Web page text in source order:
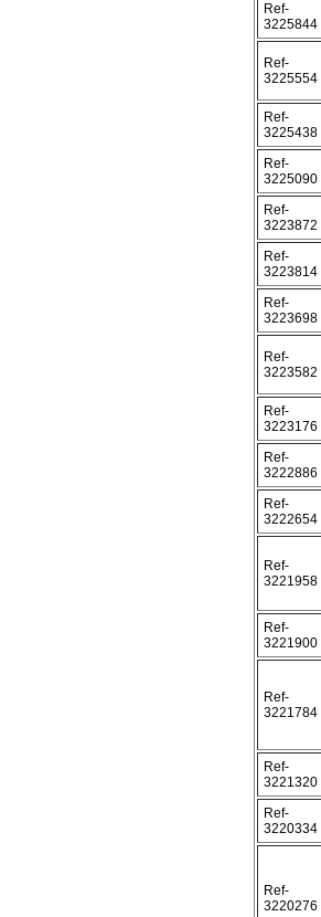
Ref-
3225844
Ref-
3225554
Ref-
3225438
Ref-
3225090
Ref-
3223872
Ref-
3223814
Ref-
3223698
Ref-
3223582
Ref-
3223176
Ref-
3222886
Ref-
3222654
Ref-
3221958
Ref-
3221900
Ref-
3221784
Ref-
3221320
Ref-
3220334
Ref-
3220276